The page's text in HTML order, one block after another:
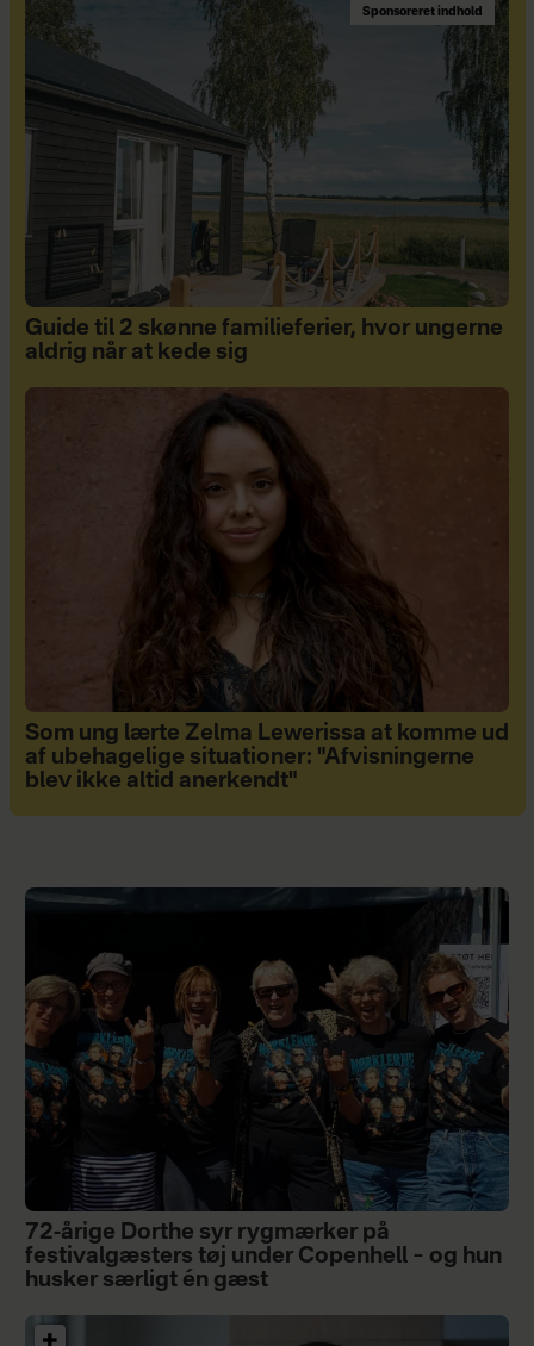
Sponsoreret indhold
Guide til 2 skønne familieferier, hvor ungerne
aldrig når at kede sig
Som ung lærte Zelma Lewerissa at komme ud
af ubehagelige situationer: "Afvisningerne
blev ikke altid anerkendt"
72-årige Dorthe syr rygmærker på
festivalgæsters tøj under Copenhell – og hun
husker særligt én gæst